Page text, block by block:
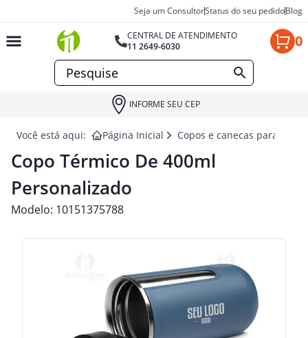
Seja um ConsultorStatus do seu pedidoBlog
CENTRAL DE ATENDIMENTO
11 2649-6030
0
INFORME SEU CEP
Você está aqui: Página Inicial Copos e canecas para
Copo Térmico De 400ml
Personalizado
Modelo: 10151375788